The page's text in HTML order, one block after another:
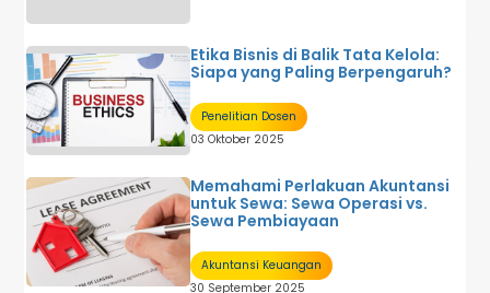
Etika Bisnis di Balik Tata Kelola:
Siapa yang Paling Berpengaruh?
Penelitian Dosen
03 Oktober 2025
Memahami Perlakuan Akuntansi
untuk Sewa: Sewa Operasi vs.
Sewa Pembiayaan
Akuntansi Keuangan
30 September 2025